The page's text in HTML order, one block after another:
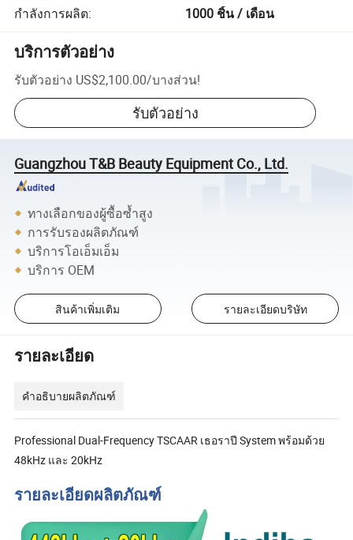
กำลังการผลิต: 1000 ชิ้น / เดือน
บริการตัวอย่าง
รับตัวอย่าง US$2,100.00/บางส่วน!
รับตัวอย่าง
Guangzhou T&B Beauty Equipment Co., Ltd.
ทางเลือกของผู้ซื้อซ้ำสูง
การรับรองผลิตภัณฑ์
บริการโอเอ็มเอ็ม
บริการ OEM
สินค้าเพิ่มเติม รายละเอียดบริษัท
รายละเอียด
คำอธิบายผลิตภัณฑ์
Professional Dual-Frequency TSCAAR เธอราปี System พร้อมด้วย
48kHz และ 20kHz
รายละเอียดผลิตภัณฑ์